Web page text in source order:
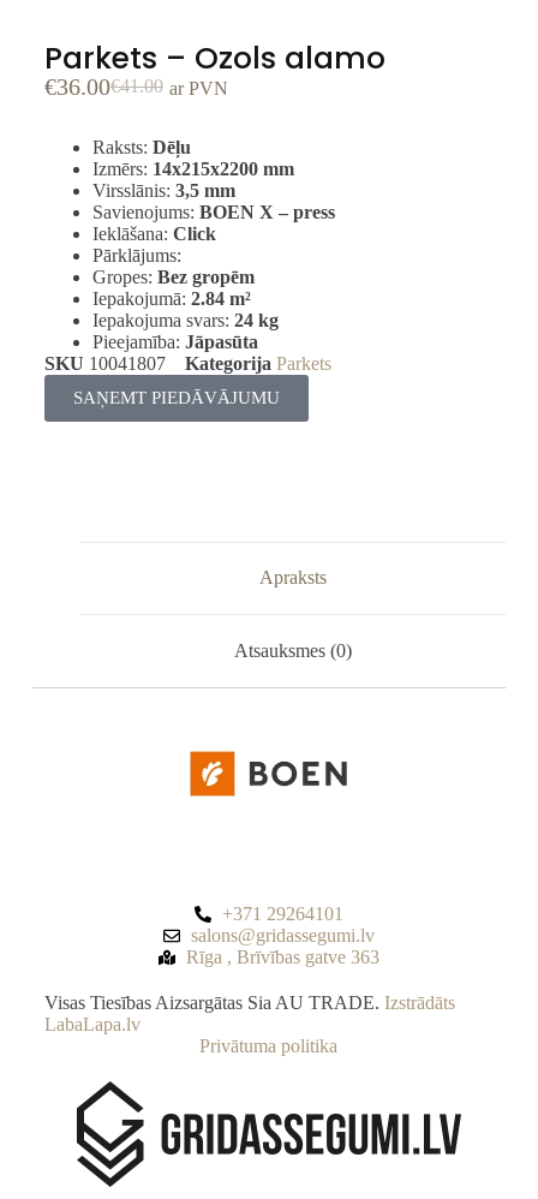
Parkets – Ozols alamo
€41.00
€36.00 ar PVN
Raksts: Dēļu
Izmērs: 14x215x2200 mm
Virsslānis: 3,5 mm
Savienojums: BOEN X – press
Ieklāšana: Click
Pārklājums:
Gropes: Bez gropēm
Iepakojumā: 2.84 m²
Iepakojuma svars: 24 kg
Pieejamība: Jāpasūta
SKU 10041807 Kategorija Parkets
SAŅEMT PIEDĀVĀJUMU
Apraksts
Atsauksmes (0)
+371 29264101
salons@gridassegumi.lv
Rīga , Brīvības gatve 363
Visas Tiesības Aizsargātas Sia AU TRADE. Izstrādāts
LabaLapa.lv
Privātuma politika